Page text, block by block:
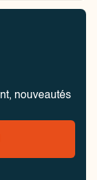
nouveautés